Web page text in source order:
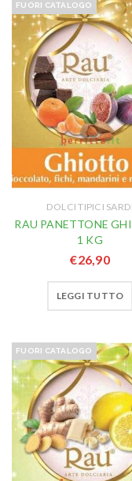
FUORI CATALOGO
DOLCI TIPICI SARDI
RAU PANETTONE
1 KG
€26,90
LEGGI TUTTO
FUORI CATALOGO